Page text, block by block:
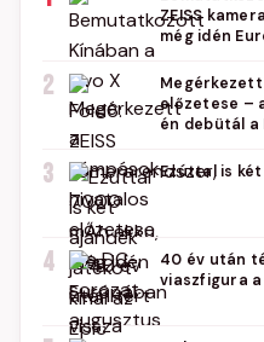
ZEISS
még idén
2
előzetese –
én debütál a
3 Ezúttal is
4
40 év után
viaszfigura